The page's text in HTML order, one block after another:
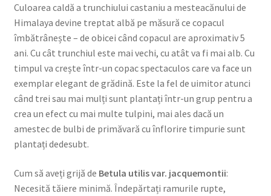
Culoarea caldă a trunchiului castaniu a mesteacănului de
Himalaya devine treptat albă pe măsură ce copacul
îmbătrânește – de obicei când copacul are aproximativ 5
ani. Cu cât trunchiul este mai vechi, cu atât va fi mai alb. Cu
timpul va crește într-un copac spectaculos care va face un
exemplar elegant de grădină. Este la fel de uimitor atunci
când trei sau mai mulți sunt plantați într-un grup pentru a
crea un efect cu mai multe tulpini, mai ales dacă un
amestec de bulbi de primăvară cu înflorire timpurie sunt
plantați dedesubt.
Cum să aveți grijă de Betula utilis var. jacquemontii:
Necesită tăiere minimă. Îndepărtați ramurile rupte,